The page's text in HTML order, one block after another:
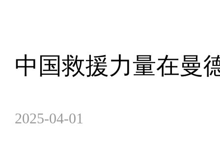
中国救援力量在曼
2025-04-01